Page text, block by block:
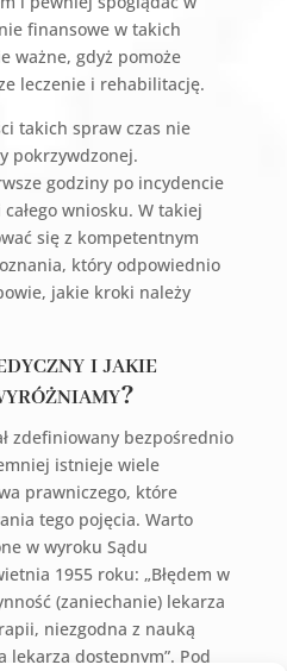
finansowe w takich
ważne, gdyż pomoże
leczenie i rehabilitację.
takich spraw czas nie
pokrzywdzonej.
godziny po incydencie
wniosku. W takiej
się z kompetentnym
który odpowiednio
jakie kroki należy
i jakie
zdefiniowany bezpośrednio
istnieje wiele
prawniczego, które
tego pojęcia. Warto
w wyroku Sądu
1955 roku: „Błędem w
(zaniechanie) lekarza
niezgodna z nauką
lekarza dostępnym”. Pod